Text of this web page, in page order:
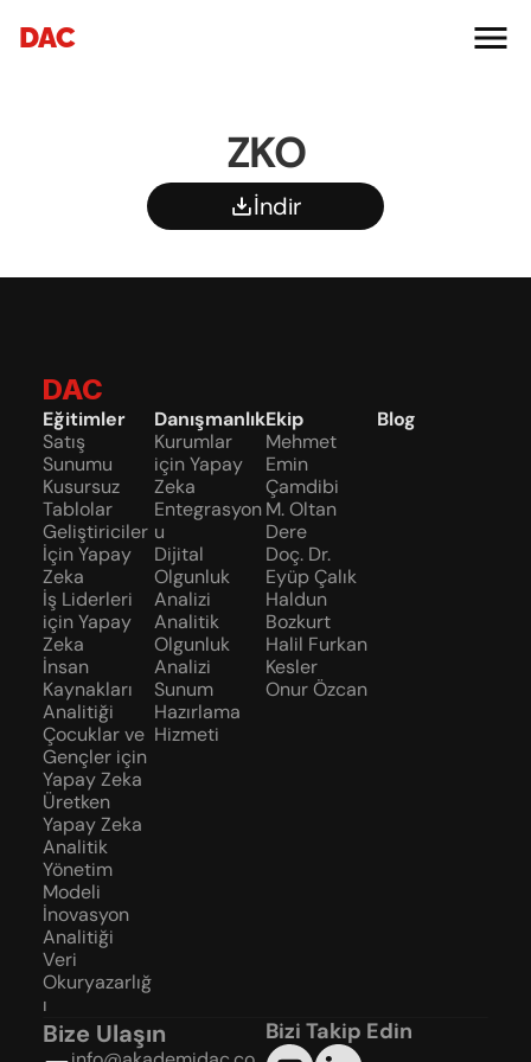
DAC
ZKO
İndir
DAC
Eğitimler
Satış
Sunumu
Kusursuz
Tablolar
Geliştiriciler
İçin Yapay
Zeka
İş Liderleri
için Yapay
Zeka
İnsan
Kaynakları
Analitiği
Çocuklar ve
Gençler için
Yapay Zeka
Üretken
Yapay Zeka
Analitik
Yönetim
Modeli
İnovasyon
Analitiği
Veri
Okuryazarlığ
ı
Danışmanlık
Kurumlar
için Yapay
Zeka
Entegrasyon
u
Dijital
Olgunluk
Analizi
Analitik
Olgunluk
Analizi
Sunum
Hazırlama
Hizmeti
Ekip
Mehmet
Emin
Çamdibi
M. Oltan
Dere
Doç. Dr.
Eyüp Çalık
Haldun
Bozkurt
Halil Furkan
Kesler
Onur Özcan
Blog
Bize Ulaşın Bizi Takip Edin